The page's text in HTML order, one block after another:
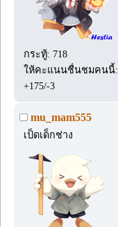
กระทู้: 718
ให้คะแนนชื่นชมคนนี้:
+175/-3
mu_mam555
เป็ดเด็กช่าง